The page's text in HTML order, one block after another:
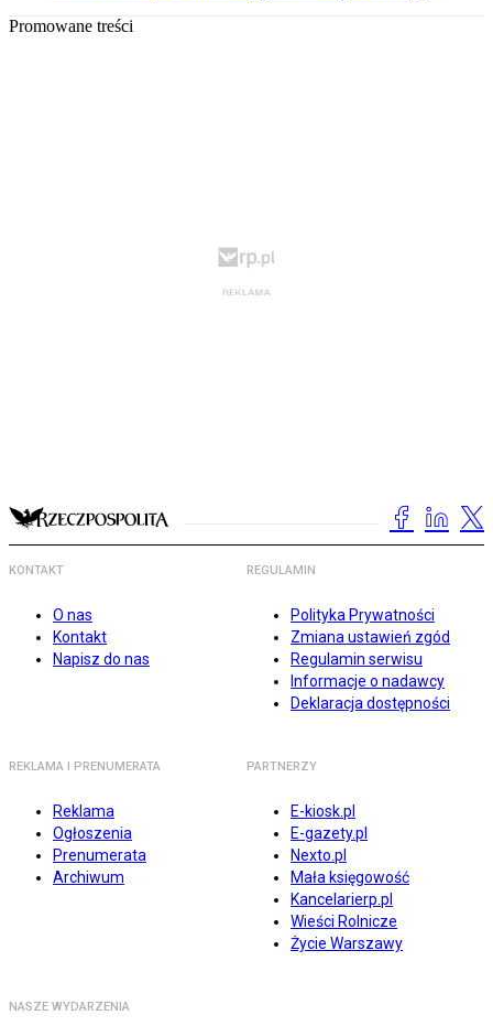
Promowane treści
KONTAKT
O nas
Kontakt
Napisz do nas
REGULAMIN
Polityka Prywatności
Zmiana ustawień zgód
Regulamin serwisu
Informacje o nadawcy
Deklaracja dostępności
REKLAMA I PRENUMERATA
Reklama
Ogłoszenia
Prenumerata
Archiwum
PARTNERZY
E-kiosk.pl
E-gazety.pl
Nexto.pl
Mała księgowość
Kancelarierp.pl
Wieści Rolnicze
Życie Warszawy
NASZE WYDARZENIA